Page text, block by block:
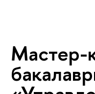
Мастер-